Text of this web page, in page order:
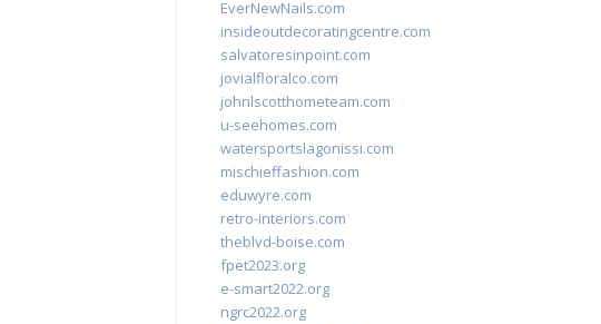
EverNewNails.com
insideoutdecoratingcentre.com
salvatoresinpoint.com
jovialfloralco.com
johnlscotthometeam.com
u-seehomes.com
watersportslagonissi.com
mischieffashion.com
eduwyre.com
retro-interiors.com
theblvd-boise.com
fpet2023.org
e-smart2022.org
ngrc2022.org